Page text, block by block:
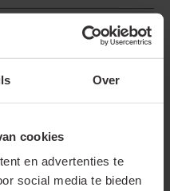
Over
cookies
en advertenties te
social media te bieden
Standaard